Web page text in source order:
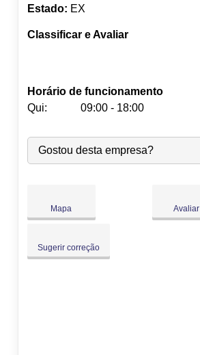
Estado: EX
Classificar e Avaliar
Horário de funcionamento
Qui:
09:00 - 18:00
Seg: 09:00-18:00
Ter:
09:00-18:00
Qua:
09:00-18:00
Sáb:
Fechado
Gostou desta empresa?
Mapa Avaliar
Sugerir correção